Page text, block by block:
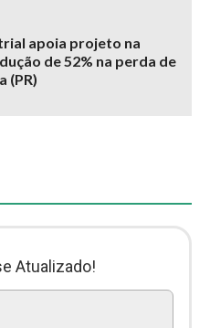
apoia projeto na
de 52% na perda de
(PR)
Atualizado!